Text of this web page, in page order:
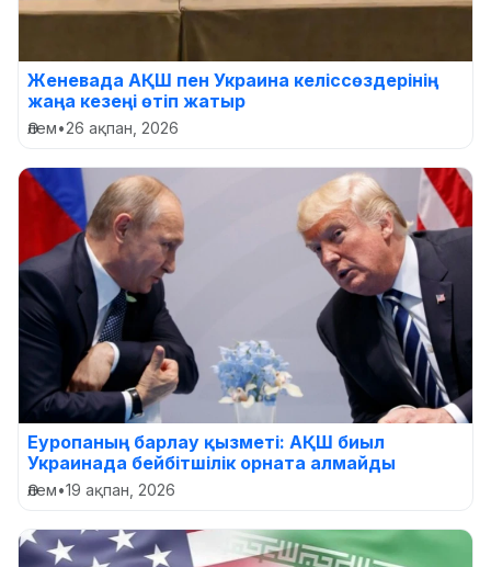
Женевада АҚШ пен Украина келіссөздерінің
жаңа кезеңі өтіп жатыр
Әлем•26 ақпан, 2026
Еуропаның барлау қызметі: АҚШ биыл
Украинада бейбітшілік орната алмайды
Әлем•19 ақпан, 2026